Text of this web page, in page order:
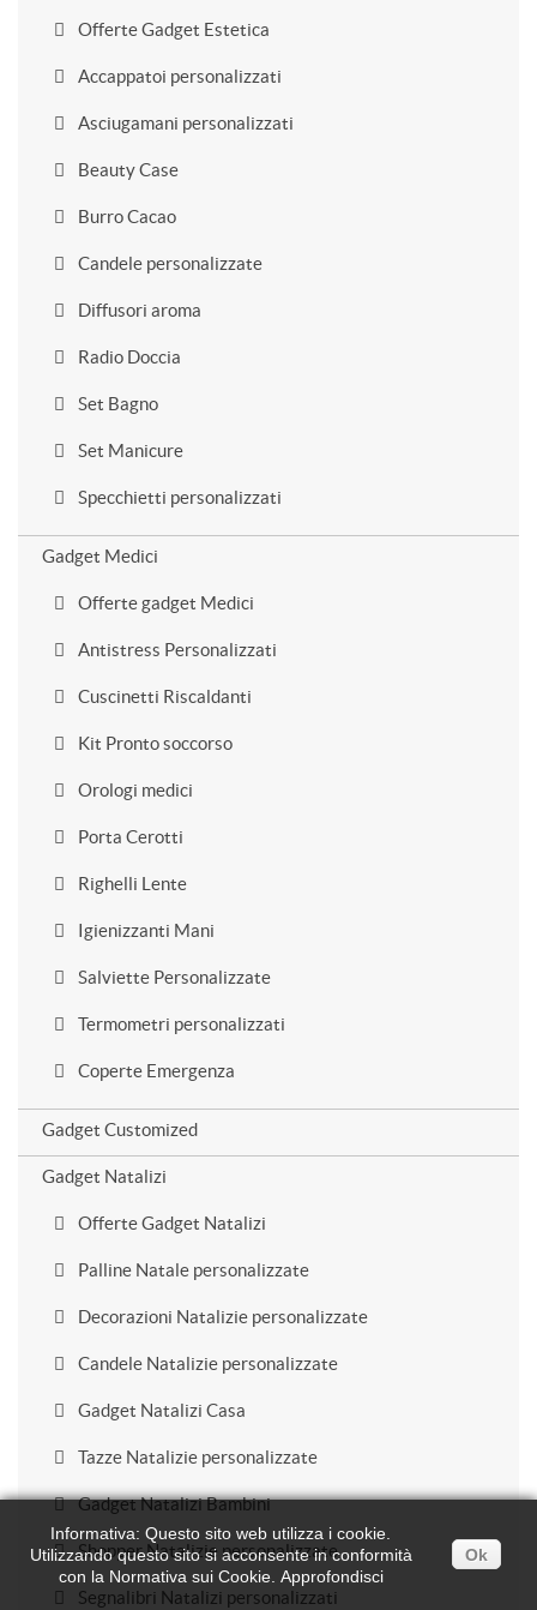
Offerte Gadget Estetica
Accappatoi personalizzati
Asciugamani personalizzati
Beauty Case
Burro Cacao
Candele personalizzate
Diffusori aroma
Radio Doccia
Set Bagno
Set Manicure
Specchietti personalizzati
Gadget Medici
Offerte gadget Medici
Antistress Personalizzati
Cuscinetti Riscaldanti
Kit Pronto soccorso
Orologi medici
Porta Cerotti
Righelli Lente
Igienizzanti Mani
Salviette Personalizzate
Termometri personalizzati
Coperte Emergenza
Gadget Customized
Gadget Natalizi
Offerte Gadget Natalizi
Palline Natale personalizzate
Decorazioni Natalizie personalizzate
Candele Natalizie personalizzate
Gadget Natalizi Casa
Tazze Natalizie personalizzate
Gadget Natalizi Bambini
Shopper Natalizie personalizzate
Segnalibri Natalizi personalizzati
Informativa: Questo sito web utilizza i cookie.
Utilizzando questo sito si acconsente in conformità
con la Normativa sui Cookie. Approfondisci
Ok